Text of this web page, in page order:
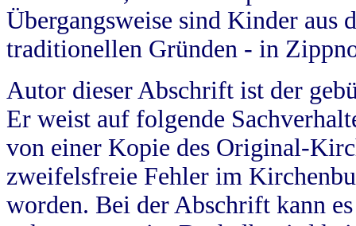
Übergangsweise sind Kinder aus
traditionellen Gründen - in
Autor dieser Abschrift ist der
Er weist auf folgende
von einer Kopie des Original-
zweifelsfreie Fehler im
worden. Bei der Abschrift kann